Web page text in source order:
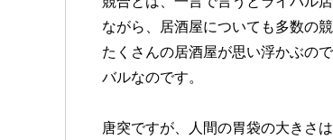
ながら、居酒屋についても多数の
たくさんの居酒屋が思い浮かぶの
バルなのです。
唐突ですが、人間の胃袋の大きさ